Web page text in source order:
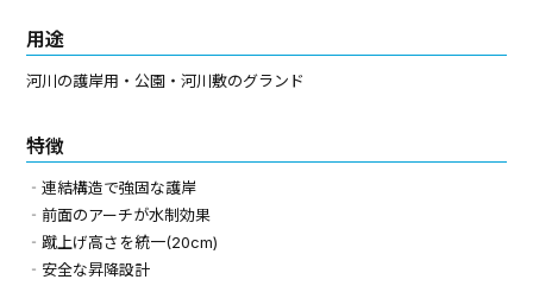
用途
河川の護岸用・公園・河川敷のグランド
特徴
‐連結構造で強固な護岸
‐前面のアーチが水制効果
‐蹴上げ高さを統一(20cm)
‐安全な昇降設計